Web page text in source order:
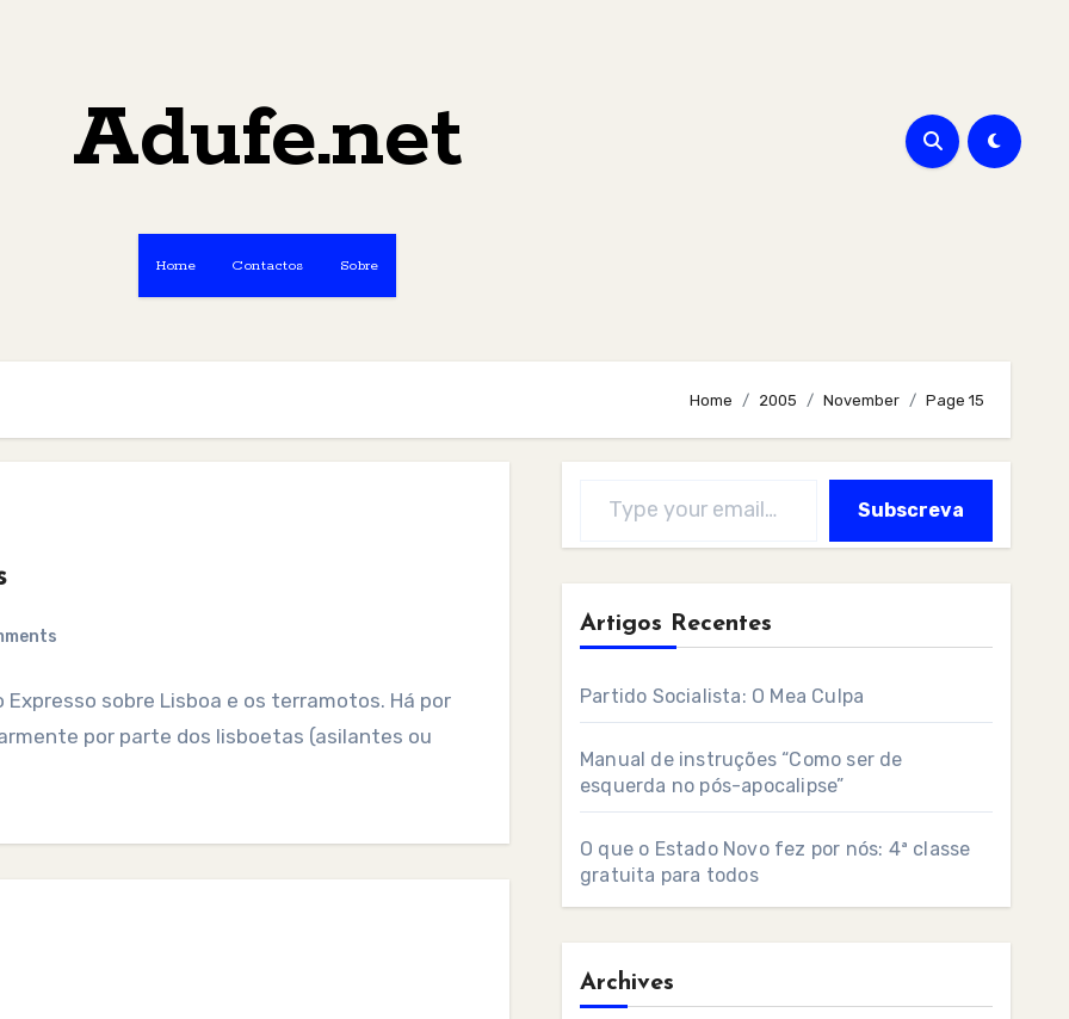
Adufe.net
Home Contactos Sobre
Home 2005 November Page 15
sobre Lisboa e os terramotos. Há por
por parte dos lisboetas (asilantes ou
Subscreva
Artigos Recentes
Partido Socialista: O Mea Culpa
Manual de instruções “Como ser de
esquerda no pós-apocalipse”
O que o Estado Novo fez por nós: 4ª classe
gratuita para todos
Archives